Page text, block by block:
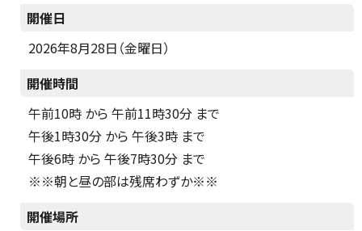
開催日
2026年8月28日（金曜日）
開催時間
午前10時 から 午前11時30分 まで
午後1時30分 から 午後3時 まで
午後6時 から 午後7時30分 まで
※※朝と昼の部は残席わずか※※
開催場所